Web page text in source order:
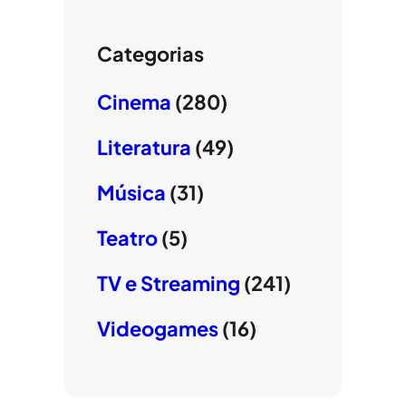
Categorias
Cinema (280)
Literatura (49)
Música (31)
Teatro(5)
TV e Streaming (241)
Videogames(16)